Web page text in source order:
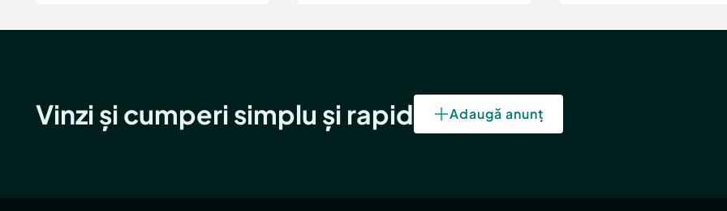
Vinzi și cumperi simplu și rapid Adaugă anunț